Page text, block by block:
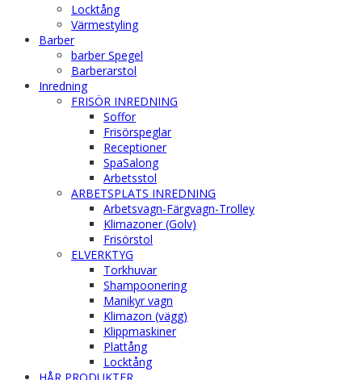
Locktång
Värmestyling
Barber
barber Spegel
Barberarstol
Inredning
FRISÖR INREDNING
Soffor
Frisörspeglar
Receptioner
SpaSalong
Arbetsstol
ARBETSPLATS INREDNING
Arbetsvagn-Färgvagn-Trolley
Klimazoner (Golv)
Frisörstol
ELVERKTYG
Torkhuvar
Shampoonering
Manikyr vagn
Klimazon (vägg)
Klippmaskiner
Plattång
Locktång
HÅR PRODUKTER